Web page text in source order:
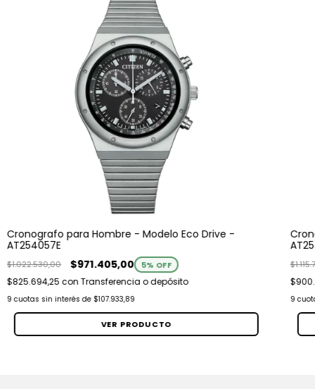
Cronografo para Hombre - Modelo Eco Drive -
AT254057E
$1.022.530,00 $971.405,00 5% OFF
$825.694,25 con Transferencia o depósito
9 cuotas sin interés de $107.933,89
VER PRODUCTO
9